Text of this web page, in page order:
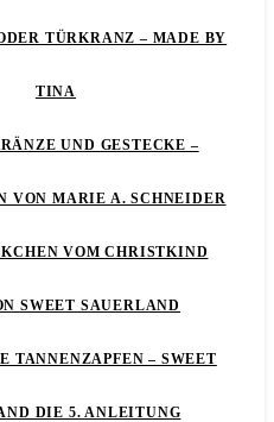
TÜRKRANZ – MADE BY
TINA
UND GESTECKE –
VON MARIE A. SCHNEIDER
VOM CHRISTKIND
SWEET SAUERLAND
TANNENZAPFEN – SWEET
DIE 5. ANLEITUNG